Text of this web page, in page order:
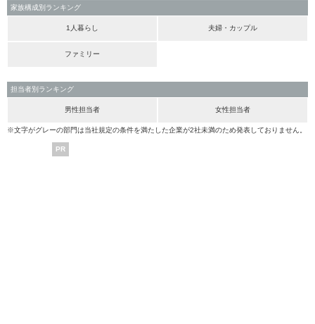
家族構成別ランキング
1人暮らし 夫婦・カップル
ファミリー
担当者別ランキング
男性担当者 女性担当者
※文字がグレーの部門は当社規定の条件を満たした企業が2社未満のため発表しておりません。
PR